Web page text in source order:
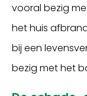
vooral bezig
het huis
bij een
bezig met het